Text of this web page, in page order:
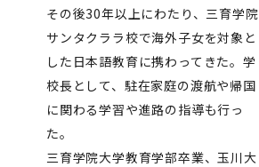
その後30年以上にわたり、三育学院
サンタクララ校で海外子女を対象と
した日本語教育に携わってきた。学
校長として、駐在家庭の渡航や帰国
に関わる学習や進路の指導も行っ
た。
三育学院大学教育学部卒業、玉川大